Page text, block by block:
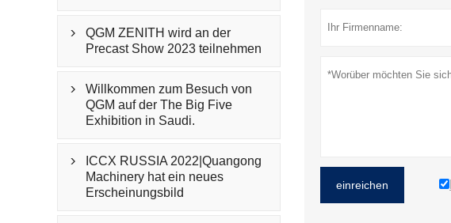
einreichen

QGM ZENITH wird an der
Precast Show 2023 teilnehmen

Willkommen zum Besuch von
QGM auf der The Big Five
Exhibition in Saudi.

ICCX RUSSIA 2022|Quangong
Machinery hat ein neues
Erscheinungsbild